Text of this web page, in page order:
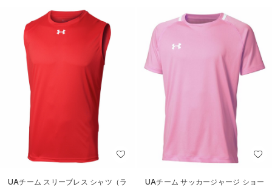
UAチーム スリーブレス シャツ（ラ
UAチーム サッカージャージ ショー